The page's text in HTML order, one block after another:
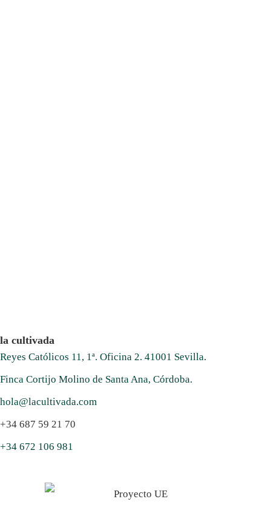
la cultivada
Reyes Católicos 11, 1ª. Oficina 2. 41001 Sevilla.
Finca Cortijo Molino de Santa Ana, Córdoba.
hola@lacultivada.com
+34 687 59 21 70
+34 672 106 981